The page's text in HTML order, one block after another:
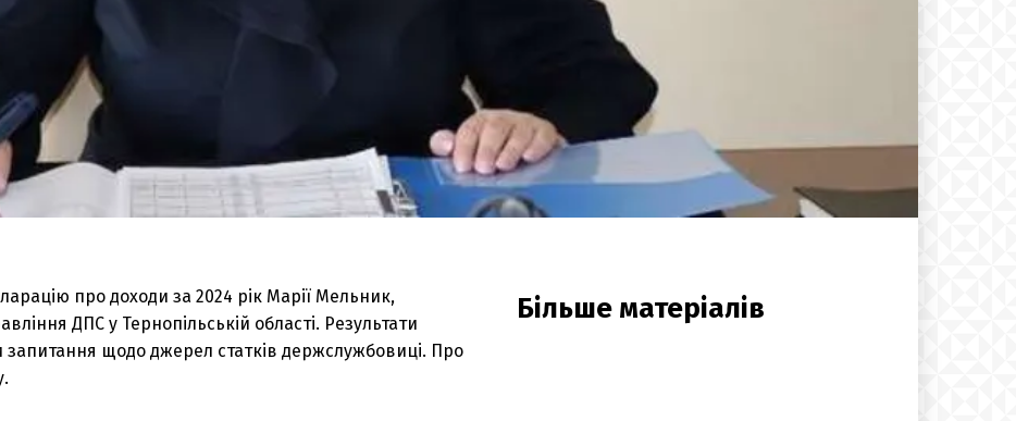
про доходи за 2024 рік Марії Мельник,
ДПС у Тернопільській області. Результати
щодо джерел статків держслужбовиці. Про
Більше матеріалів